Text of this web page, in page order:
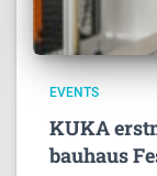
EVENTS
KUKA
bauhaus